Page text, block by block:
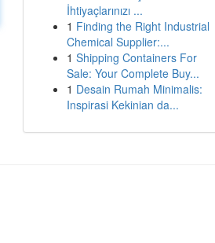
İhtiyaçlarınızı ...
1 Finding the Right Industrial
Chemical Supplier:...
1 Shipping Containers For
Sale: Your Complete Buy...
1 Desain Rumah Minimalis:
Inspirasi Kekinian da...